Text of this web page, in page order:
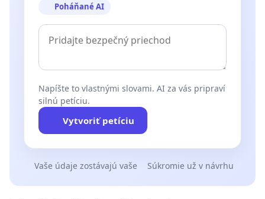
Poháňané AI
Napíšte to vlastnými slovami. AI za vás pripraví
silnú petíciu.
Vytvoriť petíciu
Vaše údaje zostávajú vaše Súkromie už v návrhu